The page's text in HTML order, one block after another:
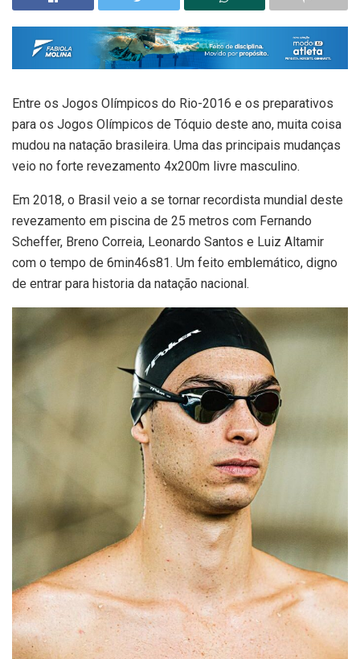
Entre os Jogos Olímpicos do Rio-2016 e os preparativos
para os Jogos Olímpicos de Tóquio deste ano, muita coisa
mudou na natação brasileira. Uma das principais mudanças
veio no forte revezamento 4x200m livre masculino.
Em 2018, o Brasil veio a se tornar recordista mundial deste
revezamento em piscina de 25 metros com Fernando
Scheffer, Breno Correia, Leonardo Santos e Luiz Altamir
com o tempo de 6min46s81. Um feito emblemático, digno
de entrar para historia da natação nacional.